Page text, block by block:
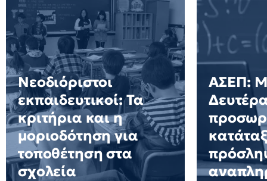
Νεοδιόριστοι
εκπαιδευτικοί: Τα
κριτήρια και η
μοριοδότηση για
τοποθέτηση στα
σχολεία
ΑΣΕΠ: